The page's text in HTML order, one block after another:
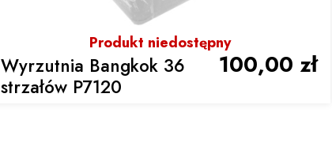
Produkt niedostępny
Wyrzutnia Bangkok 36
strzałów P7120
100,00 zł